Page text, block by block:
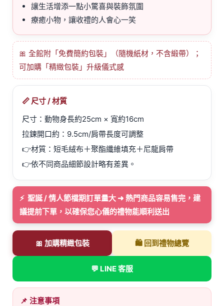
讓生活增添一點小驚喜與裝飾氛圍
療癒小物，讓收禮的人會心一笑
🎀 全館附「免費簡約包裝」（隨機紙材，不含緞帶）；
可加購「精緻包裝」升級儀式感
📏 尺寸 / 材質
尺寸：動物身長約25cm × 寬約16cm
拉鍊開口約：9.5cm/肩帶長度可調整
👉材質：短毛絨布＋聚酯纖維填充＋尼龍肩帶
👉依不同商品細節設計略有差異。
⚡ 聖誕 / 情人節檔期訂單量大 ➜ 熱門商品容易售完，建
議提前下單，以確保您心儀的禮物能順利送出
🎀 加購精緻包裝 🛍️ 回到禮物總覽
💬 LINE 客服
📌 注意事項